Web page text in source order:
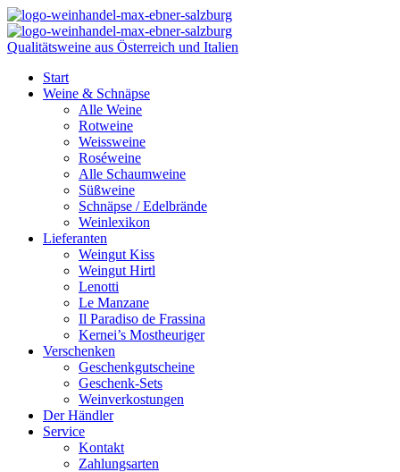
Qualitätsweine aus Österreich und Italien
Start
Weine & Schnäpse
Alle Weine
Rotweine
Weissweine
Roséweine
Alle Schaumweine
Süßweine
Schnäpse / Edelbrände
Weinlexikon
Lieferanten
Weingut Kiss
Weingut Hirtl
Lenotti
Le Manzane
Il Paradiso de Frassina
Kernei’s Mostheuriger
Verschenken
Geschenkgutscheine
Geschenk-Sets
Weinverkostungen
Der Händler
Service
Kontakt
Zahlungsarten